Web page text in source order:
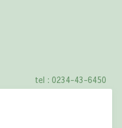
tel : 0234-43-6450